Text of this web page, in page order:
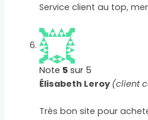
Service client au top,
Note 5 sur 5
Élisabeth Leroy (client
Très bon site pour